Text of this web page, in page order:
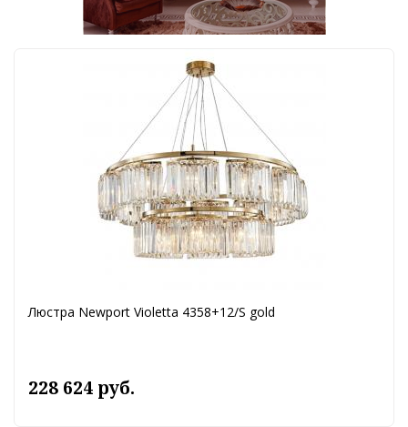
Люстра Newport Violetta 4358+12/S gold
228 624 руб.